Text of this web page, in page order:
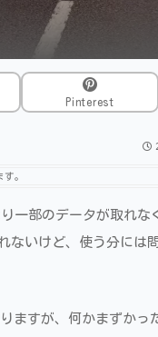
Pinterest
す。
一部のデータが取れな
ないけど、使う分には
ますが、何かまずかっ